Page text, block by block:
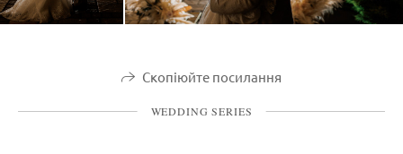
Скопіюйте посилання
WEDDING SERIES